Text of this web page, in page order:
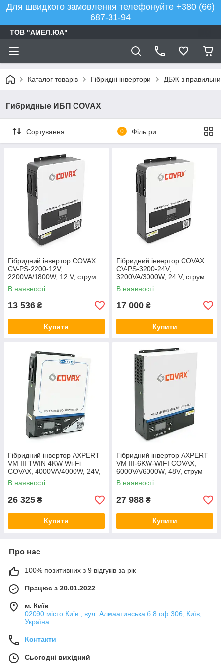
Для швидкого замовлення телефонуйте +380 (66)
687-31-94
ТОВ "АМЕЛ.ЮА"
Каталог товарів Гібридні інвертори ДБЖ з
Гибридные ИБП COVAX
Сортування 0 Фільтри
Гібридний інвертор COVAX
CV-PS-2200-12V,
2200VA/1800W, 12 V, струм
заряду 0-60A, 170-280 V,
MPPT (80А, 55-450 Vdc),
В наявності
13 536 ₴
Купити
Гібридний інвертор COVAX
CV-PS-3200-24V,
3200VA/3000W, 24 V, струм
заряду 0-60A, 170-280 V,
MPPT (80А, 55-450 Vdc),
В наявності
17 000 ₴
Купити
Гібридний інвертор AXPERT
VM III TWIN 4KW Wi-Fi
COVAX, 4000VA/4000W, 24V,
струм заряду 0-60A, 170-
280V, MPPT (120А, 60-450
В наявності
26 325 ₴
Купити
Гібридний інвертор AXPERT
VM III-6KW-WIFI COVAX,
6000VA/6000W, 48V, струм
заряду 0-60A, 170-280V,
MPPT (120А, 60-450 Vdc),
В наявності
27 988 ₴
Купити
Про нас
100% позитивних з 9 відгуків за рік
Працює з 20.01.2022
м. Київ
02090 місто Київ , вул. Алмаатинська б.8 оф.306, Київ,
Україна
Контакти
Сьогодні вихідний